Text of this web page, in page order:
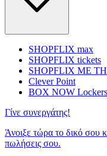
SHOPFLIX max
SHOPFLIX tickets
SHOPFLIX ΜΕ
Clever Point
BOX NOW Lockers
Γίνε συνεργάτης!
Άνοιξε τώρα το δικό σου
πωλήσεις σου.